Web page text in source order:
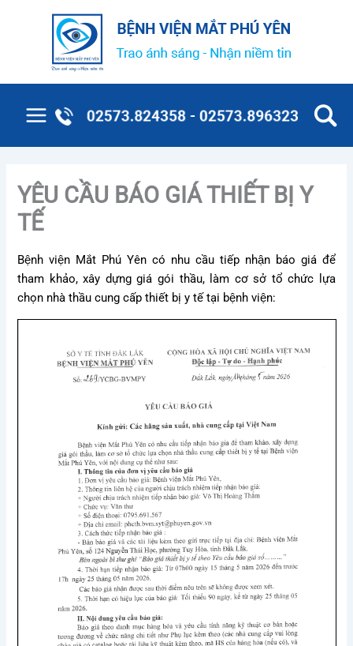
Menu
YÊU CẦU BÁO GIÁ THIẾT BỊ Y
TẾ
Bệnh viện Mắt Phú Yên có nhu cầu tiếp nhận báo giá để
tham khảo, xây dựng giá gói thầu, làm cơ sở tổ chức lựa
chọn nhà thầu cung cấp thiết bị y tế tại bệnh viện: